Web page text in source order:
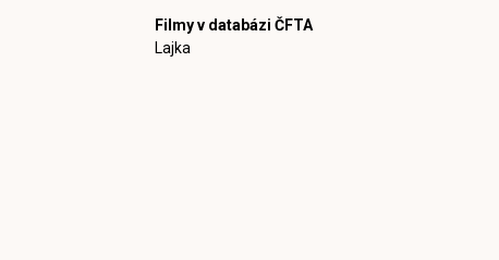
Filmy v databázi ČFTA
Lajka